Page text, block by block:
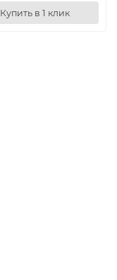
Купить в 1 клик